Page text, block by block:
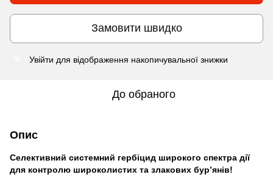
Замовити швидко
Увійти для відображення накопичувальної знижки
До обраного
Опис
Селективний системний гербіцид широкого спектра дії
для контролю широколистих та злакових бур’янів!